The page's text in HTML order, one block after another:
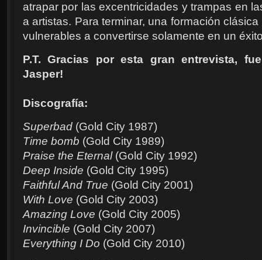
atrapar por las excentricidades y trampas en
a artistas. Para terminar, una formación
vulnerables a convertirse solamente en un
P.T. Gracias por esta gran entrevista,
Jasper!
Discografía:
Superbad (Gold City 1987)
Time bomb (Gold City 1989)
Praise the Eternal(Gold City 1992)
Deep Inside (Gold City 1995)
Faithful And True (Gold City 2001)
With Love (Gold City 2003)
Amazing Love (Gold City 2005)
Invincible (Gold City 2007)
Everything I Do (Gold City 2010)